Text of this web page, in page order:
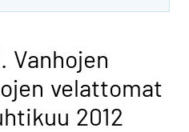
Vanhojen
velattomat
2012